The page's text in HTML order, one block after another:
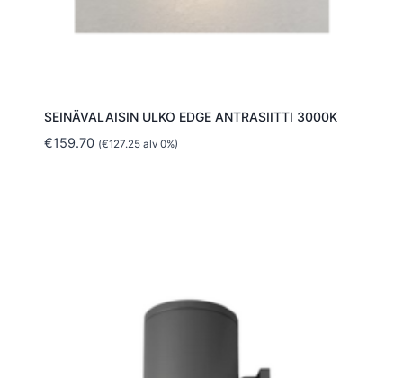
SEINÄVALAISIN ULKO EDGE ANTRASIITTI 3000K
€159.70 (€127.25alv 0%)